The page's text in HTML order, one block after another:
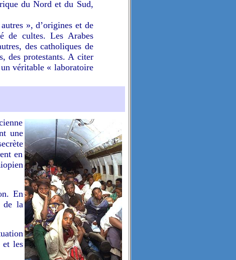
du Nord et du Sud,
», d’origines et de
de cultes. Les Arabes
des catholiques de
des protestants. A citer
véritable « laboratoire
une
en
En
de la
et les